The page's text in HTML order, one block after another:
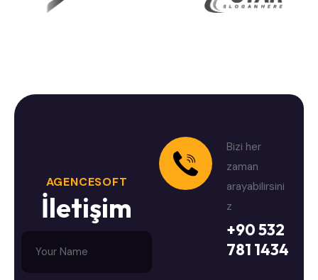
AGENCESOFT
İletişim
Bizi her
zaman
arayabilirsini
z
+90 532
781 1434